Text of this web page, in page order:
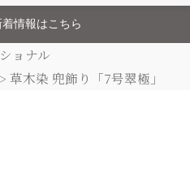
情報はこちら
ョナル
草木染 兜飾り「7号翠極」